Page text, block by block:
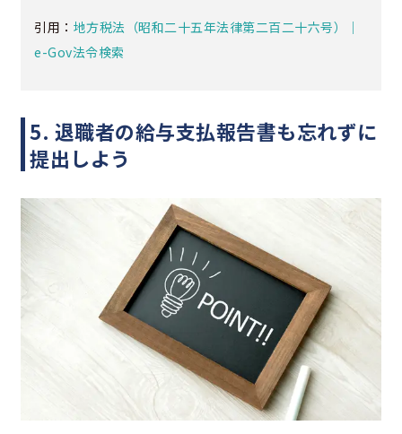
引用： 地方税法（昭和二十五年法律第二百二十六号）｜
e-Gov法令検索
5. 退職者の給与支払報告書も忘れずに
提出しよう